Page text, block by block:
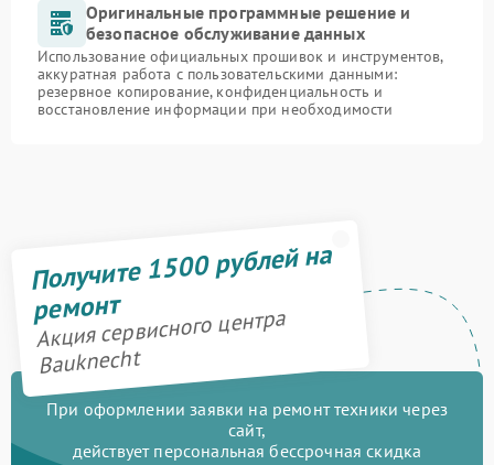
Оригинальные программные решение и
безопасное обслуживание данных
Использование официальных прошивок и инструментов,
аккуратная работа с пользовательскими данными:
резервное копирование, конфиденциальность и
восстановление информации при необходимости
Получите 1500 рублей на
ремонт
Акция сервисного центра
Bauknecht
При оформлении заявки на ремонт техники через
сайт,
действует персональная бессрочная скидка